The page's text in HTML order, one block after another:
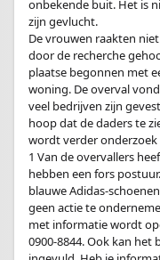
onbekende buit. Het is
zijn gevlucht.
De vrouwen raakten
door de recherche
plaatse begonnen met
woning. De overval
veel bedrijven zijn
hoop dat de daders te
wordt verder onderzoek
1 Van de overvallers
hebben een fors
blauwe Adidas-
geen actie te
met informatie wordt
0900-8844. Ook kan het